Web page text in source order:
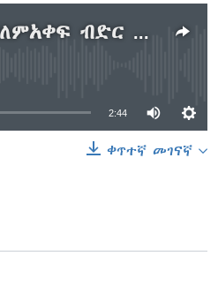
"ዚምባብዌ አዲስ ዓለምአቀፍ ብድር ልታገኝ የምትችለው፣ በርካታ ለውጦችን ተግባራዊ ካደረገች ነው"- ሴናተር ባብ ኮርከር
currently available
2:44
ቀጥተኛ መገናኛ